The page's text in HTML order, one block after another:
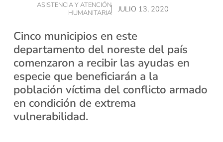
ASISTENCIA Y ATENCIÓN
HUMANITARIA
JULIO 13, 2020
Cinco municipios en este
departamento del noreste del país
comenzaron a recibir las ayudas en
especie que beneficiarán a la
población víctima del conflicto armado
en condición de extrema
vulnerabilidad.